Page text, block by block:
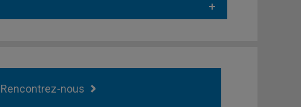
Rencontrez-nous